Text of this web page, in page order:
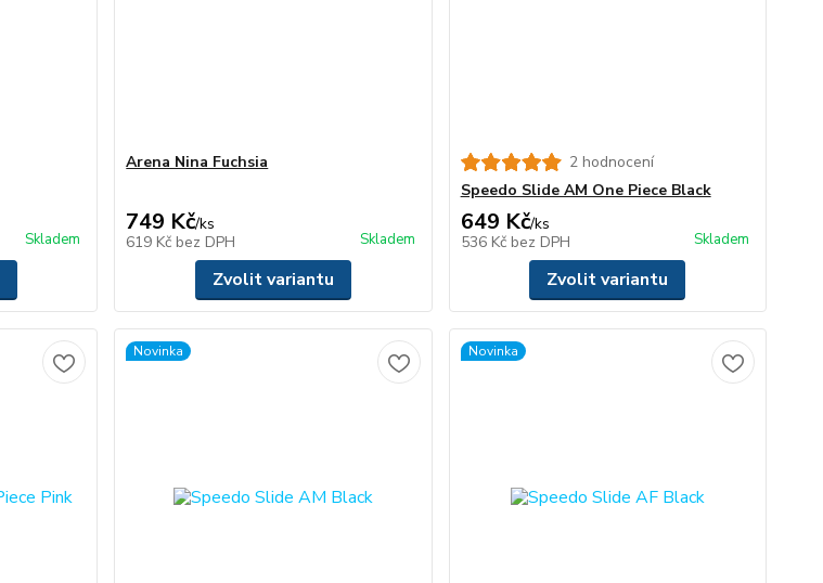
Skladem
Arena Nina Fuchsia
749 Kč/ks
619 Kč bez DPH Skladem
Zvolit variantu
2 hodnocení
Speedo Slide AM One Piece Black
649 Kč/ks
536 Kč bez DPH Skladem
Zvolit variantu
Novinka Novinka